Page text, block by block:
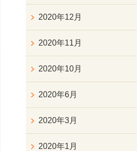
2020年12月
2020年11月
2020年10月
2020年6月
2020年3月
2020年1月